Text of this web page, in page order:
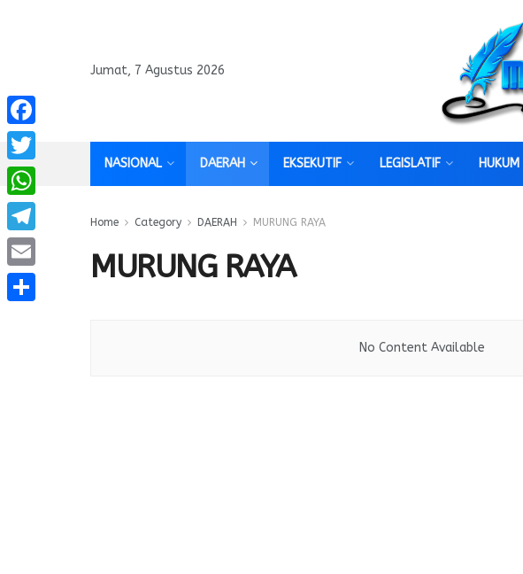
Jumat, 7 Agustus 2026
NASIONAL DAERAH EKSEKUTIF LEGISLATIF
Home Category DAERAH MURUNG RAYA
MURUNG RAYA
No Content Available
Facebook
Twitter
WhatsApp
Telegram
Email